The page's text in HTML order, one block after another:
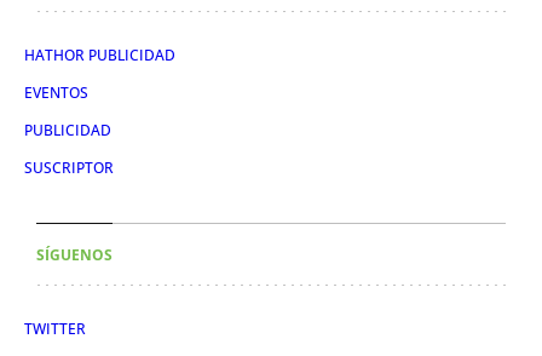
HATHOR PUBLICIDAD
EVENTOS
PUBLICIDAD
SUSCRIPTOR
SÍGUENOS
TWITTER